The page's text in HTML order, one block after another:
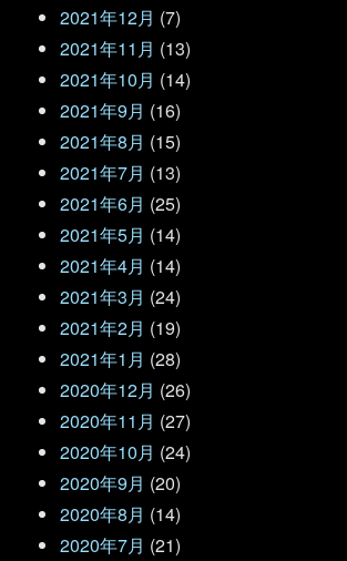
2021年12月 (7)
2021年11月 (13)
2021年10月 (14)
2021年9月 (16)
2021年8月 (15)
2021年7月 (13)
2021年6月 (25)
2021年5月 (14)
2021年4月 (14)
2021年3月 (24)
2021年2月 (19)
2021年1月 (28)
2020年12月 (26)
2020年11月 (27)
2020年10月 (24)
2020年9月 (20)
2020年8月 (14)
2020年7月 (21)